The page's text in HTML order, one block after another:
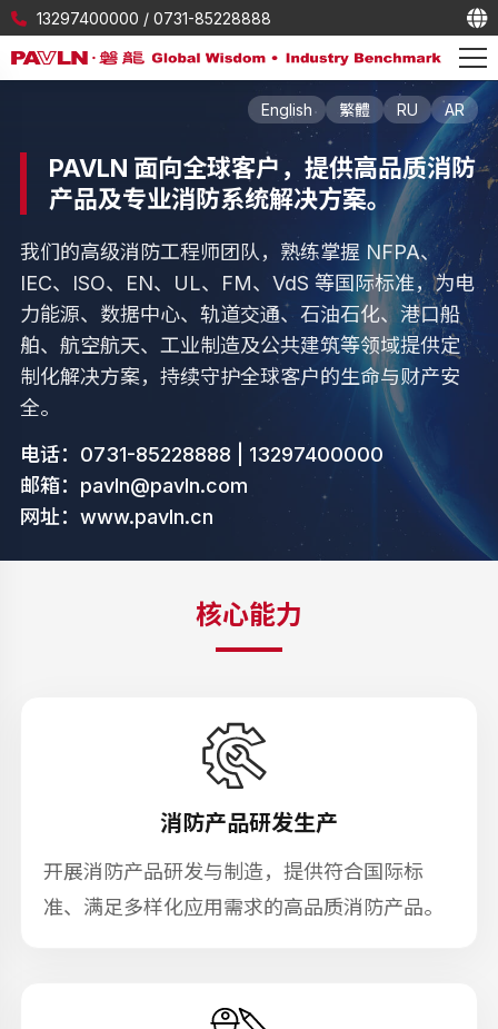
13297400000 / 0731-85228888
English 繁體 RU AR
PAVLN 面向全球客户，提供高品质消防
产品及专业消防系统解决方案。
我们的高级消防工程师团队，熟练掌握 NFPA、
IEC、ISO、EN、UL、FM、VdS 等国际标准，为电
力能源、数据中心、轨道交通、石油石化、港口船
舶、航空航天、工业制造及公共建筑等领域提供定
制化解决方案，持续守护全球客户的生命与财产安
全。
电话： 0731-85228888
13297400000
邮箱： pavln@pavln.com‬‬
网址： www.pavln.cn
核心能力
消防产品研发生产
开展消防产品研发与制造，提供符合国际标
准、满足多样化应用需求的高品质消防产品。